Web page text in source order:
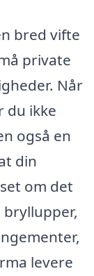
bred vifte
private
Når
du ikke
også en
din
om det
levere